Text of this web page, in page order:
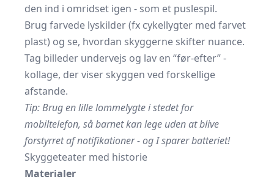
den ind i omridset igen - som et puslespil.
Brug farvede lyskilder (fx cykellygter med farvet
plast) og se, hvordan skyggerne skifter nuance.
Tag billeder undervejs og lav en “før-efter” ­
kollage, der viser skyggen ved forskellige
afstande.
Tip: Brug en lille lommelygte i stedet for
mobiltelefon, så barnet kan lege uden at blive
forstyrret af notifikationer - og I sparer batteriet!
Skyggeteater med historie
Materialer